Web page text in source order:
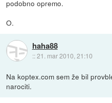
podobno opremo.
O.
haha88
::21. mar 2010, 21:10
Na koptex.com sem že bil
narociti.